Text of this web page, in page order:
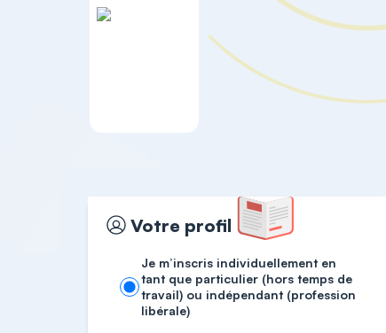
Votre profil
Je m’inscris individuellement en
tant que particulier (hors temps de
travail) ou indépendant (profession
libérale)